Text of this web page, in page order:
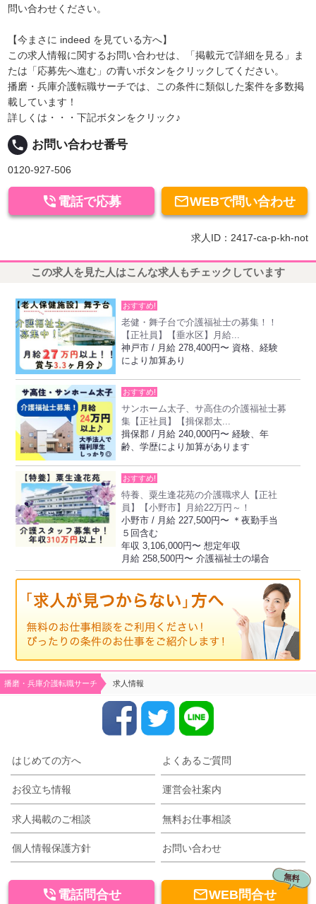
問い合わせください。
【今まさに indeed を見ている方へ】
この求人情報に関するお問い合わせは、「掲載元で詳細を見る」ま
たは「応募先へ進む」の青いボタンをクリックしてください。
播磨・兵庫介護転職サーチでは、この条件に類似した案件を多数掲
載しています！
詳しくは・・・下記ボタンをクリック♪
local_phone お問い合わせ番号
0120-927-506
WEBで問い合わせ
 電話で応募
求人ID：2417-ca-p-kh-not
この求人を見た人はこんな求人もチェックしています
おすすめ!
老健・舞子台で介護福祉士の募集！！
【正社員】【垂水区】月給...
神戸市 / 月給 278,400円〜 資格、経験
により加算あり
おすすめ!
サンホーム太子、サ高住の介護福祉士募
集【正社員】【揖保郡太...
揖保郡 / 月給 240,000円〜 経験、年
齢、学歴により加算があります
おすすめ!
特養、粟生逢花苑の介護職求人【正社
員】【小野市】月給22万円～！
小野市 / 月給 227,500円〜 ＊夜勤手当
５回含む
年収 3,106,000円〜 想定年収
月給 258,500円〜 介護福祉士の場合
播磨・兵庫介護転職サーチ 求人情報
はじめての方へ よくあるご質問
お役立ち情報 運営会社案内
求人掲載のご相談 無料お仕事相談
個人情報保護方針 お問い合わせ
無料
WEB問合せ
 電話問合せ